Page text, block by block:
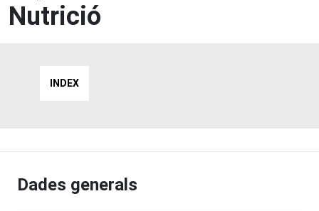
Nutrició
INDEX
Dades generals